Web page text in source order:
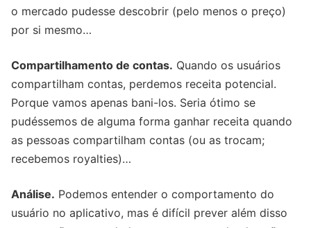
o mercado pudesse descobrir (pelo menos o preço)
por si mesmo…
Compartilhamento de contas. Quando os usuários
compartilham contas, perdemos receita potencial.
Porque vamos apenas bani-los. Seria ótimo se
pudéssemos de alguma forma ganhar receita quando
as pessoas compartilham contas (ou as trocam;
recebemos royalties)…
Análise. Podemos entender o comportamento do
usuário no aplicativo, mas é difícil prever além disso